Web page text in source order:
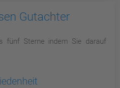
Gutachter
fünf Sterne indem Sie darauf